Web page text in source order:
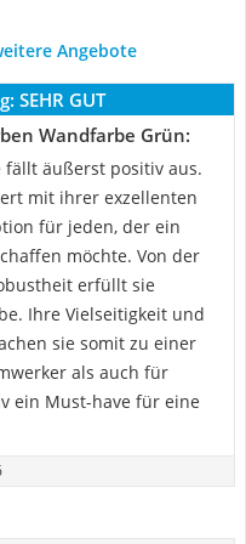
Angebote
SEHR GUT
Wandfarbe Grün:
fällt äußerst positiv aus.
mit ihrer exzellenten
für jeden, der ein
möchte. Von der
erfüllt sie
Ihre Vielseitigkeit und
sie somit zu einer
als auch für
ein Must-have für eine